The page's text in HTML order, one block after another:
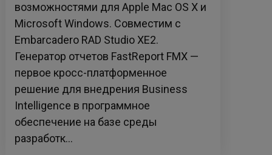
возможностями для Apple Mac OS X и
Microsoft Windows. Совместим с
Embarcadero RAD Studio XE2.
Генератор отчетов FastReport FMX —
первое кросс-платформенное
решение для внедрения Business
Intelligence в программное
обеспечение на базе среды
разработк...